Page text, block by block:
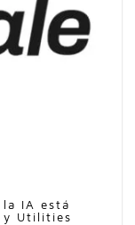
IA está
y Utilities